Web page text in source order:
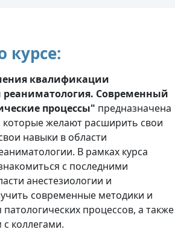
курсе:
квалификации
реаниматология. Современный
процессы" предназначена
которые желают расширить свои
навыки в области
В рамках курса
с последними
анестезиологии и
современные методики и
процессов, а также
коллегами.